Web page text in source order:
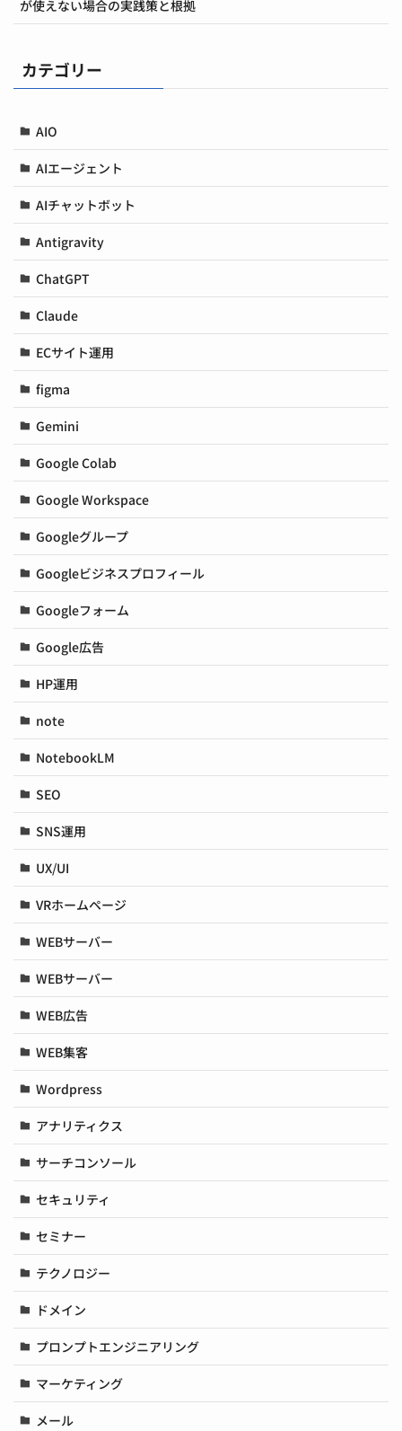
が使えない場合の実践策と根拠
カテゴリー
AIO
AIエージェント
AIチャットボット
Antigravity
ChatGPT
Claude
ECサイト運用
figma
Gemini
Google Colab
Google Workspace
Googleグループ
Googleビジネスプロフィール
Googleフォーム
Google広告
HP運用
note
NotebookLM
SEO
SNS運用
UX/UI
VRホームページ
WEBサーバー
WEBサーバー
WEB広告
WEB集客
Wordpress
アナリティクス
サーチコンソール
セキュリティ
セミナー
テクノロジー
ドメイン
プロンプトエンジニアリング
マーケティング
メール